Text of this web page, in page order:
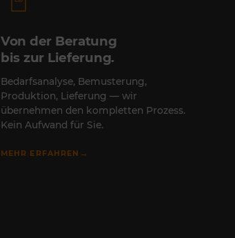
Von der Beratung
bis zur Lieferung.
Bedarfsanalyse, Bemusterung,
Produktion, Lieferung — wir
übernehmen den kompletten Prozess.
Kein Aufwand für Sie.
MEHR ERFAHREN →